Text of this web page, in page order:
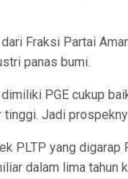
Fraksi Partai
panas bumi.
PGE cukup
Jadi
PLTP yang
dalam lima